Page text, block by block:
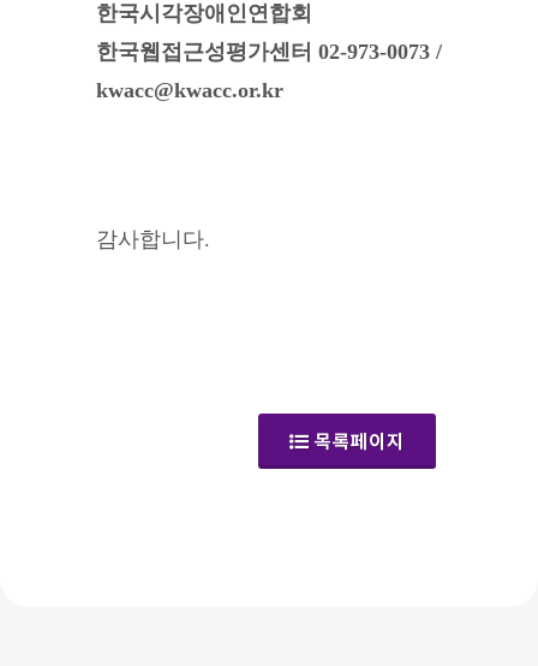
한국시각장애인연합회
한국웹접근성평가센터 02-973-0073 /
kwacc@kwacc.or.kr
감사합니다.
(공지사항)
목록페이지